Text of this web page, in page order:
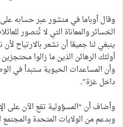
وقال أوباما في منشور عبر حسابه
الخسائر والمعاناة التي لا تُتصور
ينبغي لنا جميعًا أن نشعر بالارتياح
أولئك الرهائن الذين ما زالوا
وأن المساعدات الحيوية ستبدأ في
داخل غزة”.
وأضاف أن “المسؤولية تقع الآن على
وبدعم من الولايات المتحدة والمجتمع